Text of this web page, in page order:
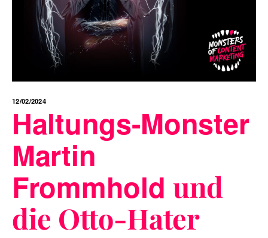
12/02/2024
Haltungs-Monster
Martin
Frommhold und
die Otto-Hater